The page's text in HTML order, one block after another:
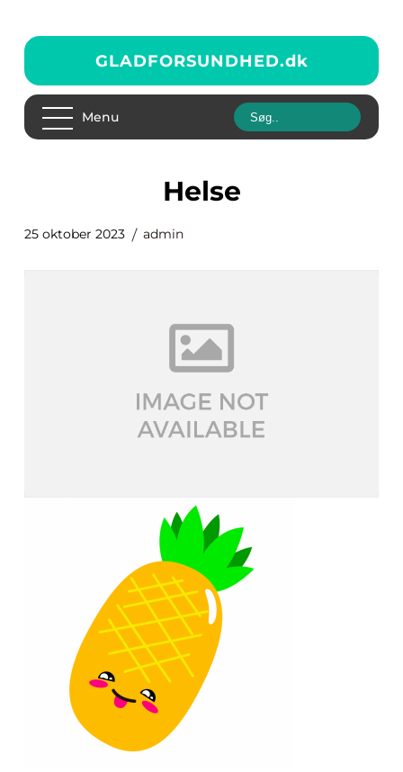
GLADFORSUNDHED.dk
Menu
helse
25 oktober 2023 admin